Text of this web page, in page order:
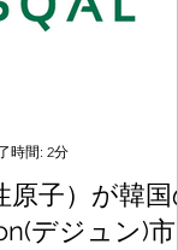
子）が韓国
デジュン)市
時間: 2分